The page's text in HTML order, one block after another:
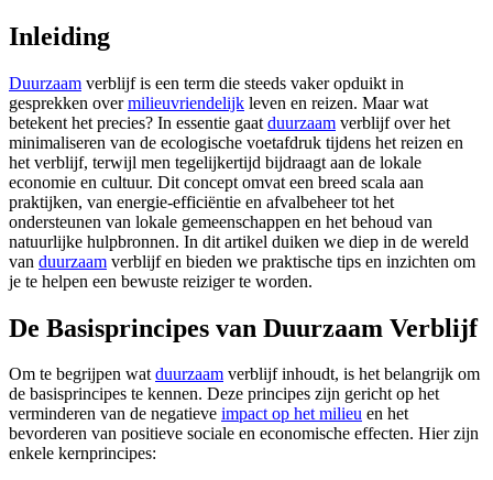
Inleiding
Duurzaam verblijf is een term die steeds vaker opduikt in
gesprekken overmilieuvriendelijk leven en reizen. Maar wat
betekent het precies? In essentie gaat duurzaam verblijf over het
minimaliseren van de ecologische voetafdruk tijdens het reizen en
het verblijf, terwijl men tegelijkertijd bijdraagt aan de lokale
economie en cultuur. Dit concept omvat een breed scala aan
praktijken, van energie-efficiëntie en afvalbeheer tot het
ondersteunen van lokale gemeenschappen en het behoud van
natuurlijke hulpbronnen. In dit artikel duiken we diep in de wereld
van duurzaam verblijf en bieden we praktische tips en inzichten om
je te helpen een bewuste reiziger te worden.
De Basisprincipes van Duurzaam Verblijf
Om te begrijpen watduurzaam verblijf inhoudt, is het belangrijk om
de basisprincipes te kennen. Deze principes zijn gericht op het
verminderen van de negatieve impact op het milieu en het
bevorderen van positieve sociale en economische effecten. Hier zijn
enkele kernprincipes: